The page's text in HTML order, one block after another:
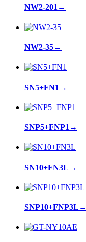
NW2-201→
NW2-35→
SN5+FN1 →
SNP5+FNP1 →
SN10+FN3L →
SNP10+FNP3L →